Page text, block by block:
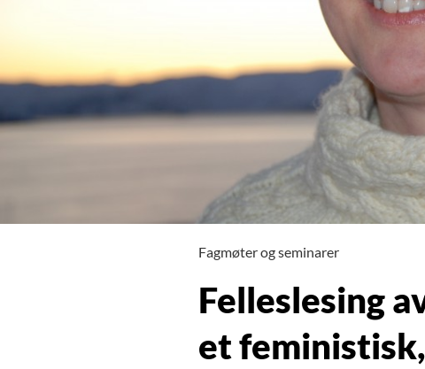
Fagmøter og seminarer
Felleslesing
et